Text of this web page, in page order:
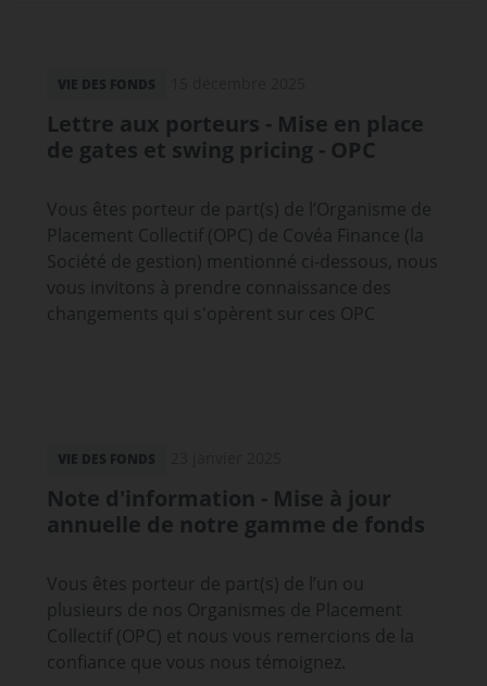
VIE DES FONDS
Lettre aux porteurs - Mise en place
de gates et swing pricing - OPC
Vous êtes porteur de part(s) de l’Organisme de
Placement Collectif (OPC) de Covéa Finance (la
Société de gestion) mentionné ci-dessous, nous
vous invitons à prendre connaissance des
changements qui s'opèrent sur ces OPC
VIE DES FONDS
Note d'information - Mise à jour
annuelle de notre gamme de fonds
Vous êtes porteur de part(s) de l’un ou
plusieurs de nos Organismes de Placement
Collectif (OPC) et nous vous remercions de la
confiance que vous nous témoignez.